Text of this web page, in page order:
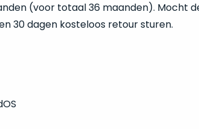
(voor totaal 36 maanden). Mocht
30 dagen kosteloos retour sturen.